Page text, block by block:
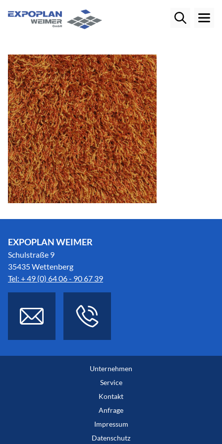
EXPOPLAN WEIMER
Schulstraße 9
35435 Wettenberg
Tel: + 49 (0) 64 06 - 90 67 39
Unternehmen
Service
Kontakt
Anfrage
Impressum
Datenschutz